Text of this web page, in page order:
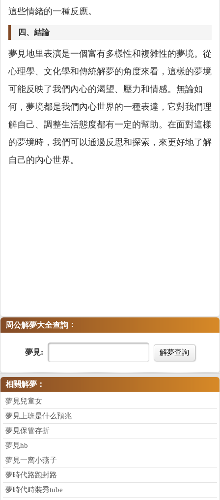
這些情緒的一種反應。
四、結論
夢見地里表演是一個富有多樣性和複雜性的夢境。從
心理學、文化學和傳統解夢的角度來看，這樣的夢境
可能反映了我們內心的渴望、壓力和情感。無論如
何，夢境都是我們內心世界的一種表達，它對我們理
解自己、調整生活態度都有一定的幫助。在面對這樣
的夢境時，我們可以通過反思和探索，來更好地了解
自己的內心世界。
周公解夢大全查詢 ：
夢見: 解夢查詢
相關解夢：
夢見兒童女
夢見上班是什么預兆
夢見保管存折
夢見hb
夢見一窩小燕子
夢時代路跑封路
夢時代時裝秀tube